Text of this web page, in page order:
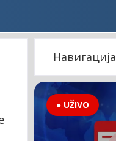
Навигација
● UŽIVO